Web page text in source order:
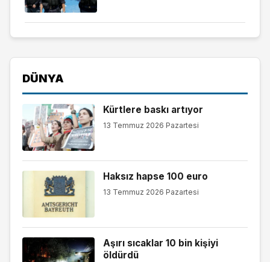
DÜNYA
Kürtlere baskı artıyor
13 Temmuz 2026 Pazartesi
Haksız hapse 100 euro
13 Temmuz 2026 Pazartesi
Aşırı sıcaklar 10 bin kişiyi
öldürdü